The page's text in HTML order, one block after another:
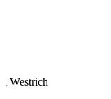
Westrich